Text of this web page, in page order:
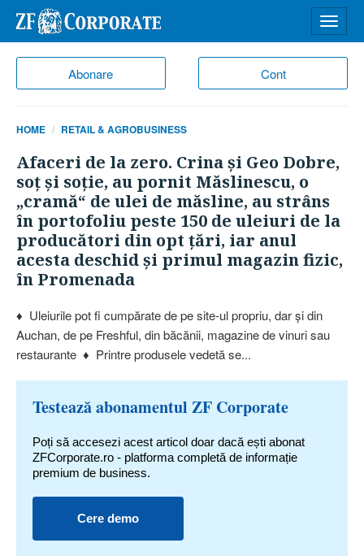
Abonare Cont
meniu
HOME RETAIL & AGROBUSINESS
Afaceri de la zero. Crina şi Geo Dobre,
soţ şi soţie, au pornit Măslinescu, o
„cramă“ de ulei de măsline, au strâns
în portofoliu peste 150 de uleiuri de la
producători din opt ţări, iar anul
acesta deschid şi primul magazin fizic,
în Promenada
♦ Uleiurile pot fi cumpărate de pe site-ul propriu, dar şi din
Auchan, de pe Freshful, din băcănii, magazine de vinuri sau
restaurante ♦ Printre produsele vedetă se...
Testează abonamentul ZF Corporate
Poți să accesezi acest articol doar dacă ești abonat
ZFCorporate.ro - platforma completă de informație
premium de business.
Cere demo